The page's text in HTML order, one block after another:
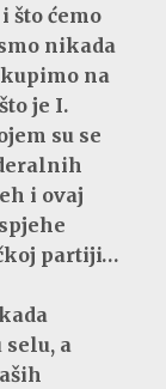
što ćemo
nikada
na
je I.
su se
i ovaj
partiji…
selu, a